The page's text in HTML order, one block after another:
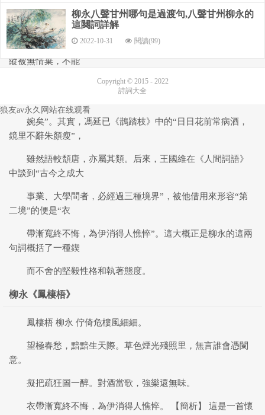
性格與執著的態度，詞境也因此得以升華。賀裳《皺水軒
詞筌》認為韋莊《思
帝鄉》中的“陌上誰家年少足風流，妾疑將身嫁與一生休。
縱被無情棄，不能
羞”諸句，是“作決絕語而妙”者；而此詞的末二句乃本乎韋
婉矣”。其實，馮延已《鵲踏枝》中的“日日花前常病酒，
鏡里不辭朱顏瘦”，
雖然語較頹唐，亦屬其類。后來，王國維在《人間詞語》
中談到“古今之成大
事業、大學問者，必經過三種境界”，被他借用來形容“第
二境”的便是“衣
帶漸寬終不悔，為伊消得人憔悴”。這大概正是柳永的這兩
句詞概括了一種鍥
而不舍的堅毅性格和執著態度。
柳永《鳳棲梧》
鳳棲梧 柳永 佇倚危樓風細細。
望極春愁，黯黯生天際。草色煙光殘照里，無言誰會憑闌
意。
擬把疏狂圖一醉。對酒當歌，強樂還無味。
衣帶漸寬終不悔，為伊消得人憔悴。 【簡析】 這是一首懷
柳永八聲甘州哪句是過渡句,八聲甘州柳永的
這闋詞詳解
2022-10-31 閱讀(99)
Copyright © 2015 - 2022
詩詞大全
狼友av永久网站在线观看